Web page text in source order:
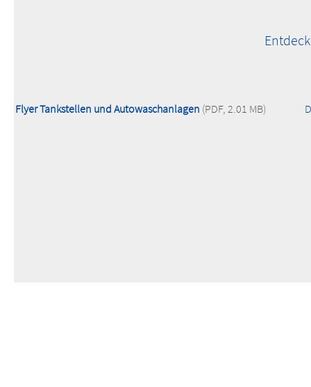
Flyer Tankstellen und Autowaschanlagen (PDF, 2.01 MB)